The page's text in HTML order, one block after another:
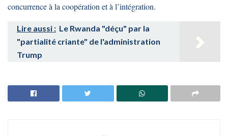
concurrence à la coopération et à l’intégration.
Lire aussi : Le Rwanda "déçu" par la
"partialité criante" de l'administration
Trump